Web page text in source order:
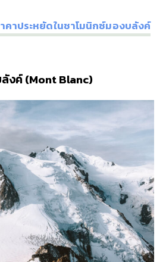
คาประหยัดในชาโมนิกซ์มองบลังค์
งค์ (Mont Blanc)